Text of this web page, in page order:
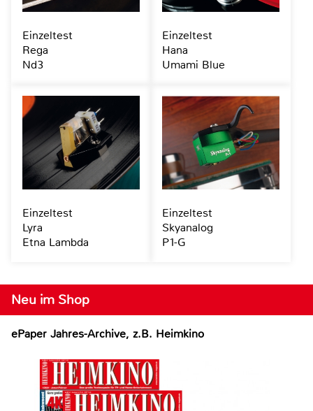
Neu im Shop
ePaper Jahres-Archive, z.B. Heimkino
Einzeltest
Rega
Nd3
Einzeltest
Hana
Umami Blue
Einzeltest
Lyra
Etna Lambda
Einzeltest
Skyanalog
P1-G